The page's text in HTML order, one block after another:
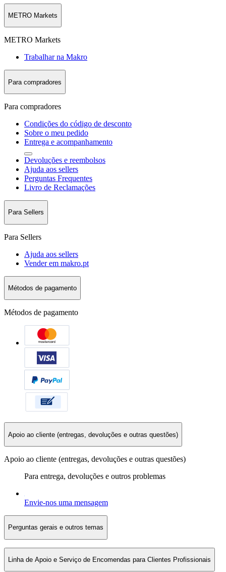
METRO Markets
METRO Markets
Trabalhar na Makro
Para compradores
Para compradores
Condições do código de desconto
Sobre o meu pedido
Entrega e acompanhamento
Devoluções e reembolsos
Ajuda aos sellers
Perguntas Frequentes
Livro de Reclamações
Para Sellers
Para Sellers
Ajuda aos sellers
Vender em makro.pt
Métodos de pagamento
Métodos de pagamento
Apoio ao cliente (entregas, devoluções e outras questões)
Apoio ao cliente (entregas, devoluções e outras questões)
Para entrega, devoluções e outros problemas
Envie-nos uma mensagem
Perguntas gerais e outros temas
Linha de Apoio e Serviço de Encomendas para Clientes Profissionais